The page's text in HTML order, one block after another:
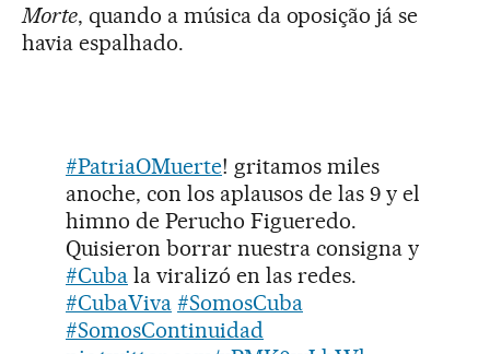
Morte, quando a música da oposição já se
havia espalhado.
#PatriaOMuerte! gritamos miles
anoche, con los aplausos de las 9 y el
himno de Perucho Figueredo.
Quisieron borrar nuestra consigna y
#Cuba la viralizó en las redes.
#CubaViva #SomosCuba
#SomosContinuidad